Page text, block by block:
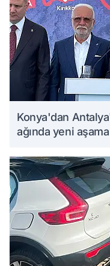
Konya'dan
ağında yeni aşama